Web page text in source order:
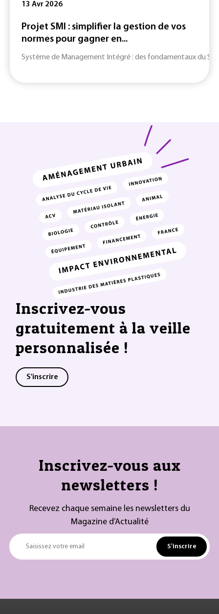
13 Avr 2026
Projet SMI : simplifier la gestion de vos
normes pour gagner en...
Système de Management Intégré : des fondamentaux du
Inscrivez-vous
gratuitement à la veille
personnalisée !
S'inscrire
Inscrivez-vous aux
newsletters !
Recevez chaque semaine les newsletters du
Magazine d’Actualité
Saisissez votre email S'inscrire